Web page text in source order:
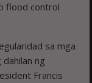
flood control
sa mga
ng
Francis